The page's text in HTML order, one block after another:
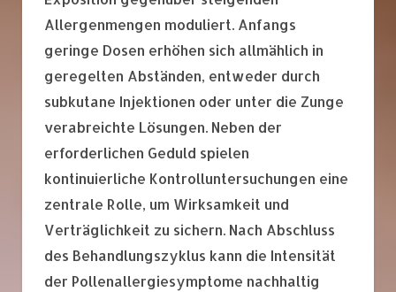
Allergenmengen moduliert. Anfangs
geringe Dosen erhöhen sich allmählich in
geregelten Abständen, entweder durch
subkutane Injektionen oder unter die Zunge
verabreichte Lösungen. Neben der
erforderlichen Geduld spielen
kontinuierliche Kontrolluntersuchungen eine
zentrale Rolle, um Wirksamkeit und
Verträglichkeit zu sichern. Nach Abschluss
des Behandlungszyklus kann die Intensität
der Pollenallergiesymptome nachhaltig